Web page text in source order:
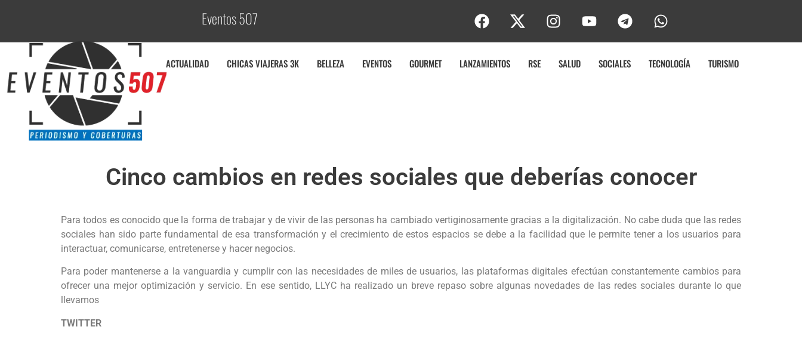
Eventos 507C
ACTUALIDAD CHICAS VIAJERAS 3K BELLEZA EVENTOS GOURMET LANZAMIENTOS RSE SALUD SOCIALES TECNOLOGÍA TURISMO
Cinco cambios en redes sociales que deberías conocer
Para todos es conocido que la forma de trabajar y de vivir de las personas ha cambiado vertiginosamente gracias a la digitalización. No cabe duda que las redes
sociales han sido parte fundamental de esa transformación y el crecimiento de estos espacios se debe a la facilidad que le permite tener a los usuarios para
interactuar, comunicarse, entretenerse y hacer negocios.
Para poder mantenerse a la vanguardia y cumplir con las necesidades de miles de usuarios, las plataformas digitales efectúan constantemente cambios para
ofrecer una mejor optimización y servicio. En ese sentido, LLYC ha realizado un breve repaso sobre algunas novedades de las redes sociales durante lo que
llevamos
TWITTER